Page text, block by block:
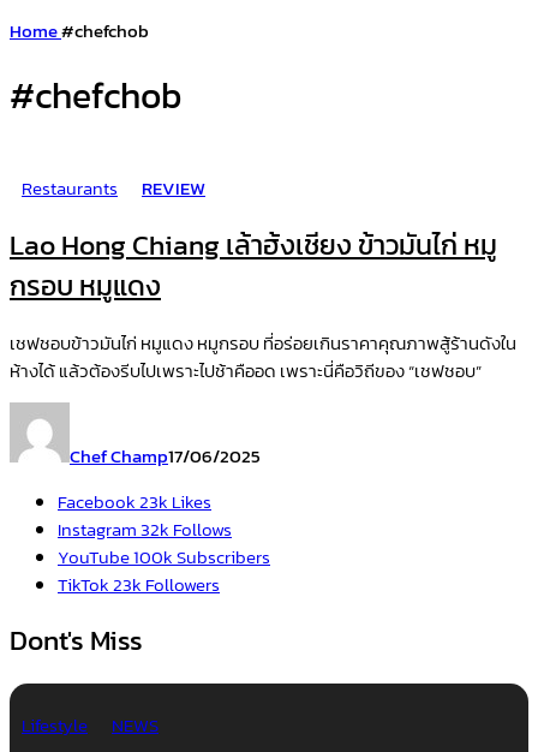
Home#chefchob
#chefchob
Restaurants REVIEW
Lao Hong Chiang เล้าฮ้งเชียง ข้าวมันไก่ หมู
กรอบ หมูแดง
เชฟชอบข้าวมันไก่ หมูแดง หมูกรอบ ที่อร่อยเกินราคาคุณภาพสู้ร้านดังใน
ห้างได้ แล้วต้องรีบไปเพราะไปช้าคืออด เพราะนี่คือวิถีของ “เชฟชอบ”
Chef Champ17/06/2025
Facebook23k Likes
Instagram32k Follows
YouTube100kSubscribers
TikTok23k Followers
Dont's Miss
Lifestyle NEWS